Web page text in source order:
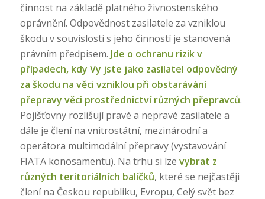
činnost na základě platného živnostenského
oprávnění. Odpovědnost zasilatele za vzniklou
škodu v souvislosti s jeho činností je stanovená
právním předpisem. Jde o ochranu rizik v
případech, kdy Vy jste jako zasílatel odpovědný
za škodu na věci vzniklou při obstarávání
přepravy věci prostřednictví různých přepravců.
Pojišťovny rozlišují pravé a nepravé zasilatele a
dále je člení na vnitrostátní, mezinárodní a
operátora multimodální přepravy (vystavování
FIATA konosamentu). Na trhu si lze vybrat z
různých teritoriálních balíčků, které se nejčastěji
člení na Českou republiku, Evropu, Celý svět bez